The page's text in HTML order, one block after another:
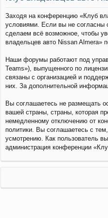
Заходя на конференцию «Клуб
условиями. Если вы не согласны
сделаем всё возможное, чтобы
владельцев авто Nissan Almera»
Наши форумы работают под
Teams»), выпущенного по
связаны с организацией и
них. За дополнительной
Вы соглашаетесь не размещать
вашей страны, страны, которая
немедленному отключению от
политики. Вы соглашаетесь с
усмотрению. Как пользователь
администрация конференции